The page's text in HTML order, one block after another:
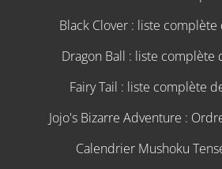
Black Clover : liste
Dragon Ball : liste complète
Fairy Tail : liste complète
Jojo's Bizarre Adventure :
Calendrier Mushoku